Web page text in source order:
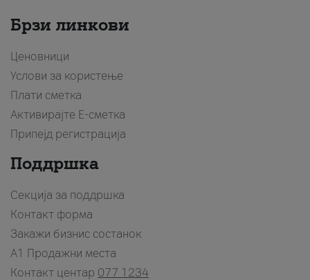
Брзи линкови
Ценовници
Услови за користење
Плати сметка
Активирајте Е-сметка
Припејд регистрација
Поддршка
Секција за поддршка
Контакт форма
Закажи бизнис состанок
A1 Продажни места
Контакт центар 077 1234